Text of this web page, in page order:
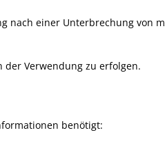
nach einer Unterbrechung von
der Verwendung zu erfolgen.
benötigt: